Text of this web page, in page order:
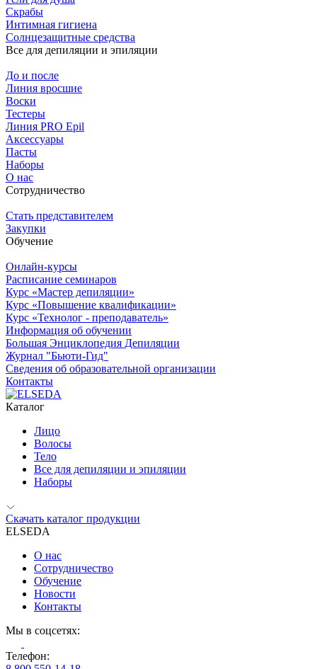
Скрабы
Интимная гигиена
Солнцезащитные средства
Все для депиляции и эпиляции
До и после
Линия вросшие
Воски
Тестеры
Линия PRO Epil
Аксессуары
Пасты
Наборы
О нас
Сотрудничество
Стать представителем
Закупки
Обучение
Онлайн-курсы
Расписание семинаров
Курс «Мастер депиляции»
Курс «Повышение квалификации»
Курс «Технолог - преподаватель»
Информация об обучении
Большая Энциклопедия Депиляции
Журнал "Бьюти-Гид"
Сведения об образовательной организации
Контакты
Каталог
Лицо
Волосы
Тело
Все для депиляции и эпиляции
Наборы
Скачать каталог продукции
ELSEDA
О нас
Сотрудничество
Обучение
Новости
Контакты
Мы в соцсетях:
Телефон: